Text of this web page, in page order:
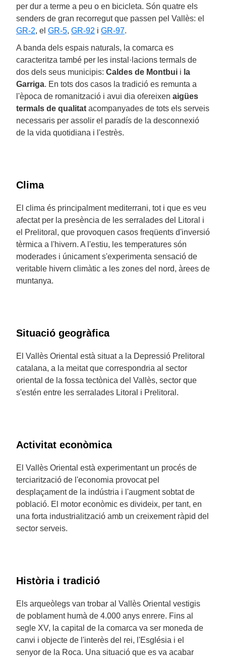
per dur a terme a peu o en bicicleta. Són quatre els
senders de gran recorregut que passen pel Vallès: el
GR-2, el GR-5, GR-92 i GR-97.
A banda dels espais naturals, la comarca es
caracteritza també per les instal·lacions termals de
dos dels seus municipis: Caldes de Montbui i la
Garriga. En tots dos casos la tradició es remunta a
l'època de romanització i avui dia ofereixen aigües
termals de qualitat acompanyades de tots els serveis
necessaris per assolir el paradís de la desconnexió
de la vida quotidiana i l'estrès.
Clima
El clima és principalment mediterrani, tot i que es veu
afectat per la presència de les serralades del Litoral i
el Prelitoral, que provoquen casos freqüents d'inversió
tèrmica a l'hivern. A l'estiu, les temperatures són
moderades i únicament s'experimenta sensació de
veritable hivern climàtic a les zones del nord, àrees de
muntanya.
Situació geogràfica
El Vallès Oriental està situat a la Depressió Prelitoral
catalana, a la meitat que correspondria al sector
oriental de la fossa tectònica del Vallès, sector que
s'estén entre les serralades Litoral i Prelitoral.
Activitat econòmica
El Vallès Oriental està experimentant un procés de
terciarització de l'economia provocat pel
desplaçament de la indústria i l'augment sobtat de
població. El motor econòmic es divideix, per tant, en
una forta industrialització amb un creixement ràpid del
sector serveis.
Història i tradició
Els arqueòlegs van trobar al Vallès Oriental vestigis
de poblament humà de 4.000 anys enrere. Fins al
segle XV, la capital de la comarca va ser moneda de
canvi i objecte de l'interès del rei, l'Església i el
senyor de la Roca. Una situació que es va acabar